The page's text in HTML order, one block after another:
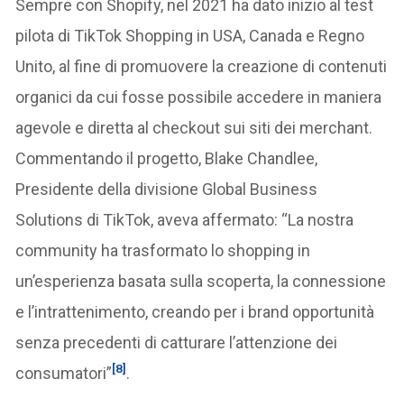
Sempre con Shopify, nel 2021 ha dato inizio al test
pilota di TikTok Shopping in USA, Canada e Regno
Unito, al fine di promuovere la creazione di contenuti
organici da cui fosse possibile accedere in maniera
agevole e diretta al checkout sui siti dei merchant.
Commentando il progetto, Blake Chandlee,
Presidente della divisione Global Business
Solutions di TikTok, aveva affermato: “La nostra
community ha trasformato lo shopping in
un’esperienza basata sulla scoperta, la connessione
e l’intrattenimento, creando per i brand opportunità
senza precedenti di catturare l’attenzione dei
consumatori”[8] .